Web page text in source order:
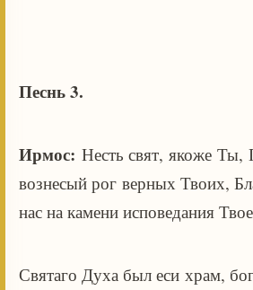
Песнь 3.
Ирмос: Несть свят, якоже Ты,
вознесый рог верных Твоих,
нас на камени исповедания
Святаго Духа был еси храм,